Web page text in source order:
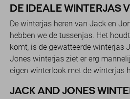
DE IDEALE WINTERJAS
De winterjas heren van Jack en
hebben we de tussenjas. Het
komt, is de gewatteerde winterjas
Jones winterjas ziet er erg
eigen winterlook met de winterjas
JACK AND JONES